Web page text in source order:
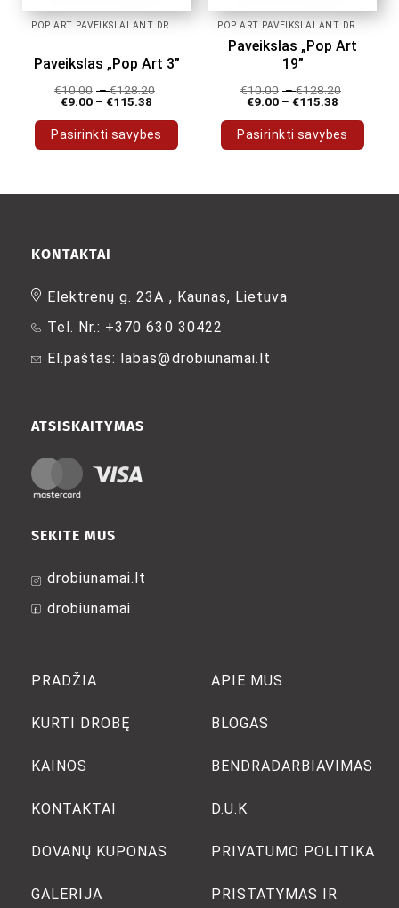
Paveikslas „Pop Art 3”
€10.00 –€128.20
€9.00 – €115.38
Pasirinkti savybes
has
The
be
chosen
the
Paveikslas „Pop Art
19”
€10.00 –€128.20
€9.00 – €115.38
Pasirinkti savybes
has
PRADŽIA
KURTI DROBĘ
KAINOS
KONTAKTAI
DOVANŲ KUPONAS
GALERIJA
APIE MUS
BLOGAS
BENDRADARBIAVIMAS
D.U.K
PRIVATUMO POLITIKA
PRISTATYMAS IR
SEKITE MUS
drobiunamai.lt
drobiunamai
ATSISKAITYMAS
KONTAKTAI
Elektrėnų g. 23A , Kaunas, Lietuva
Tel. Nr.: +370 630 30422
El.paštas: labas@drobiunamai.lt